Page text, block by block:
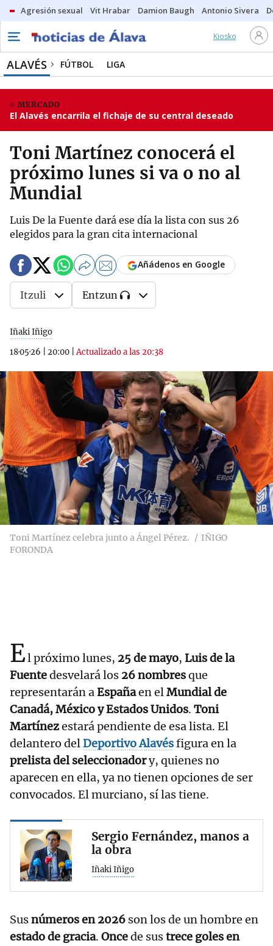
Agresión sexual Vit Hrabar Damion Baugh Antonio Sivera
Kiosko
ALAVÉS FÚTBOL LIGA
MERCADO
El Alavés encarrila el fichaje de su central deseado
Toni Martínez conocerá el
próximo lunes si va o no al
Mundial
Luis De la Fuente dará ese día la lista con sus 26
elegidos para la gran cita internacional
Iñaki Iñigo
18·05·26
20:00 |Actualizado a las 20:38
Añádenos en Google
Itzuli Entzun
Toni Martínez celebra junto a Ángel Pérez.
IÑIGO
FORONDA
El próximo lunes, 25 de mayo, Luis de la
Fuentedesvelará los 26 nombresque
representarán aEspañaen elMundial de
Canadá, México y Estados Unidos. Toni
Martínezestará pendiente de esa lista. El
delantero delDeportivo Alavésfigura en la
prelista del seleccionadory, quienes no
aparecen en ella, ya no tienen opciones de ser
convocados. El murciano, sí las tiene.
Sergio Fernández, manos a
la obra
Iñaki Iñigo
Susnúmeros en 2026 son los de un hombre en
estado de gracia. Oncede sustrece goles en